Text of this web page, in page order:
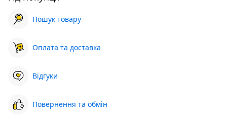
Пошук товару
Оплата та доставка
Відгуки
Повернення та обмін